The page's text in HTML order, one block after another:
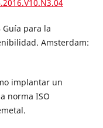
para la
Amsterdam:
implantar un
norma ISO